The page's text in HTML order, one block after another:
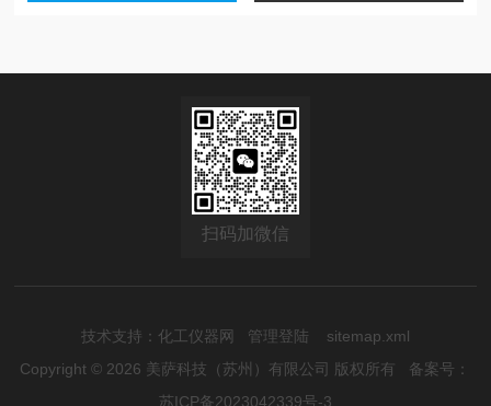
扫码加微信
技术支持： 化工仪器网 管理登陆
sitemap.xml
Copyright © 2026 美萨科技（苏州）有限公司 版权所有 备案号：
苏ICP备2023042339号-3